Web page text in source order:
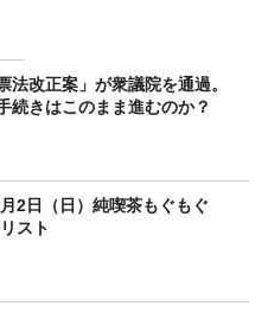
法改正案」が衆議院を通過。
続きはこのまま進むのか？
2日（日）純喫茶もぐもぐ
スト